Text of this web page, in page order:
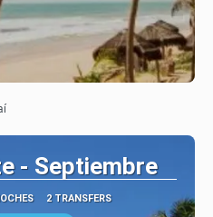
Ver
- Septiembre
2 TRANSFERS